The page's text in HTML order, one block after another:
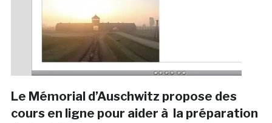
Le Mémorial d’Auschwitz propose des
cours en ligne pour aider à la préparation